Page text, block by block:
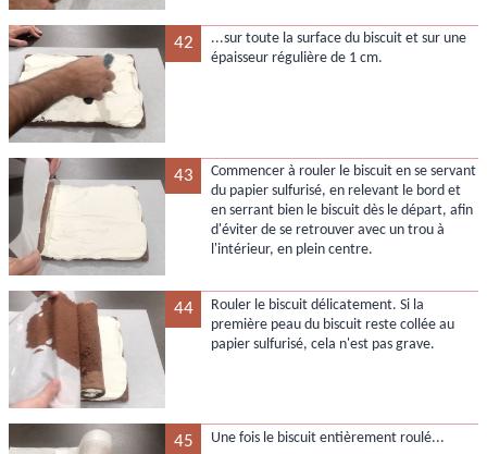
42
...sur toute la surface du biscuit et sur une
épaisseur régulière de 1 cm.
43
Commencer à rouler le biscuit en se servant
du papier sulfurisé, en relevant le bord et
en serrant bien le biscuit dès le départ, afin
d'éviter de se retrouver avec un trou à
l'intérieur, en plein centre.
44
Rouler le biscuit délicatement. Si la
première peau du biscuit reste collée au
papier sulfurisé, cela n'est pas grave.
45 Une fois le biscuit entièrement roulé...